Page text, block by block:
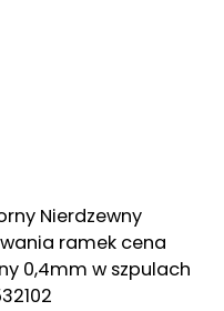
Nierdzewny
ramek cena
0,4mm w szpulach